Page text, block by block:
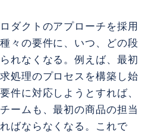
ダクトのアプローチを採用
々の要件に、いつ、どの段
れなくなる。例えば、最初
処理のプロセスを構築し始
件に対応しようとすれば、
ームも、最初の商品の担当
ばならなくなる。これで